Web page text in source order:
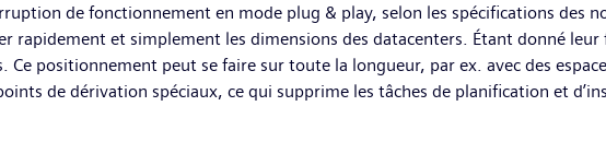
de fonctionnement en mode plug & play, selon les spécifications des
rapidement et simplement les dimensions des datacenters. Étant donné
Ce positionnement peut se faire sur toute la longueur, par ex. avec des
de dérivation spéciaux, ce qui supprime les tâches de planification et